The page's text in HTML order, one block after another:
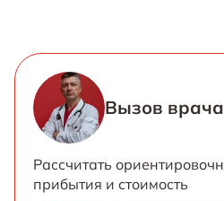
Вызов
Рассчитать
прибытия и стоимость